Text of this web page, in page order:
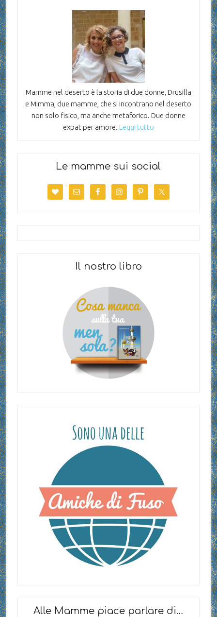
Mamme nel deserto è la storia di due donne, Drusilla
e Mimma, due mamme, che si incontrano nel deserto
non solo fisico, ma anche metaforico. Due donne
expat per amore. Leggi tutto
Le mamme sui social
Il nostro libro
Alle Mamme piace parlare di…